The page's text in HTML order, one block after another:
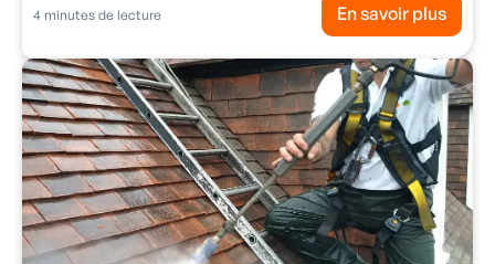
4 minutes de lecture En savoir plus